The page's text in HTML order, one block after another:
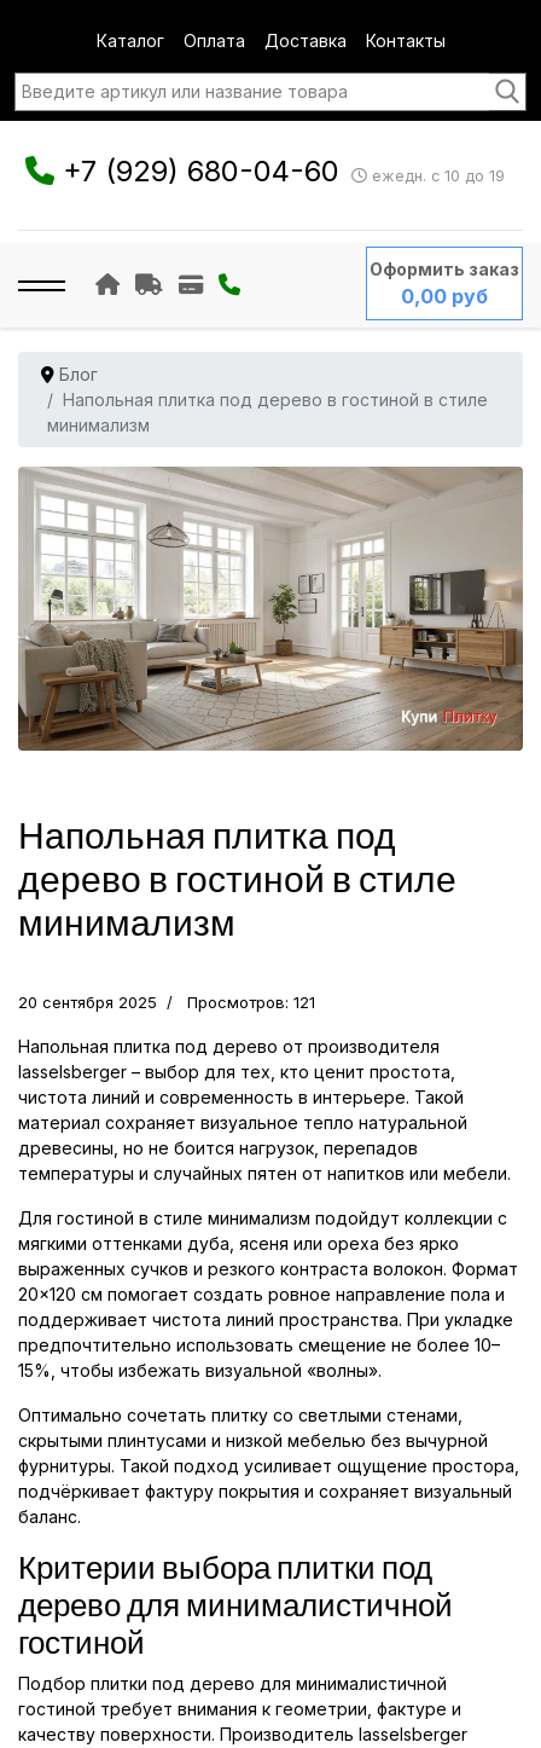
Каталог Оплата Доставка Контакты
+7 (929) 680-04-60 ежедн. с 10 до 19
Оформить заказ
0,00 руб
Блог
Напольная плитка под дерево в гостиной в стиле
минимализм
Напольная плитка под
дерево в гостиной в стиле
минимализм
20 сентября 2025 Просмотров: 121
Напольная плитка под дерево от производителя
lasselsberger – выбор для тех, кто ценит простота,
чистота линий и современность в интерьере. Такой
материал сохраняет визуальное тепло натуральной
древесины, но не боится нагрузок, перепадов
температуры и случайных пятен от напитков или мебели.
Для гостиной в стиле минимализм подойдут коллекции с
мягкими оттенками дуба, ясеня или ореха без ярко
выраженных сучков и резкого контраста волокон. Формат
20×120 см помогает создать ровное направление пола и
поддерживает чистота линий пространства. При укладке
предпочтительно использовать смещение не более 10–
15%, чтобы избежать визуальной «волны».
Оптимально сочетать плитку со светлыми стенами,
скрытыми плинтусами и низкой мебелью без вычурной
фурнитуры. Такой подход усиливает ощущение простора,
подчёркивает фактуру покрытия и сохраняет визуальный
баланс.
Критерии выбора плитки под
дерево для минималистичной
гостиной
Подбор плитки под дерево для минималистичной
гостиной требует внимания к геометрии, фактуре и
качеству поверхности. Производитель lasselsberger